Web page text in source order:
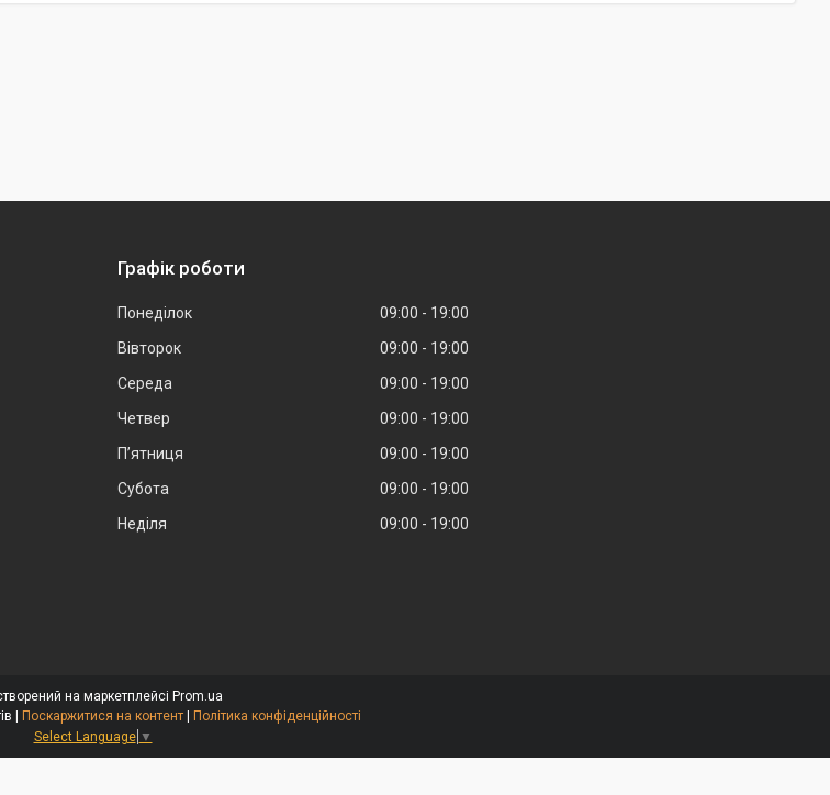
Графік роботи
Понеділок 09:00
19:00
Вівторок
09:00
19:00
Середа
09:00
19:00
Четвер
09:00
19:00
Пʼятниця
09:00
19:00
Субота
09:00
19:00
Неділя
09:00 19:00
на маркетплейсі Prom.ua
Поскаржитися на контент
Політика конфіденційності
Select Language ▼